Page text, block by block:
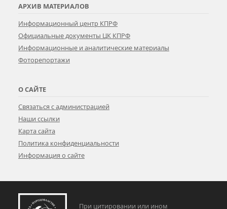
АРХИВ МАТЕРИАЛОВ
Информационный центр КПРФ
Официальные документы ЦК КПРФ
Информационные и аналитические материалы
Фоторепортажи
О САЙТЕ
Связаться с администрацией
Наши ссылки
Карта сайта
Политика конфиденциальности
Информация о сайте
При цитировании или ином